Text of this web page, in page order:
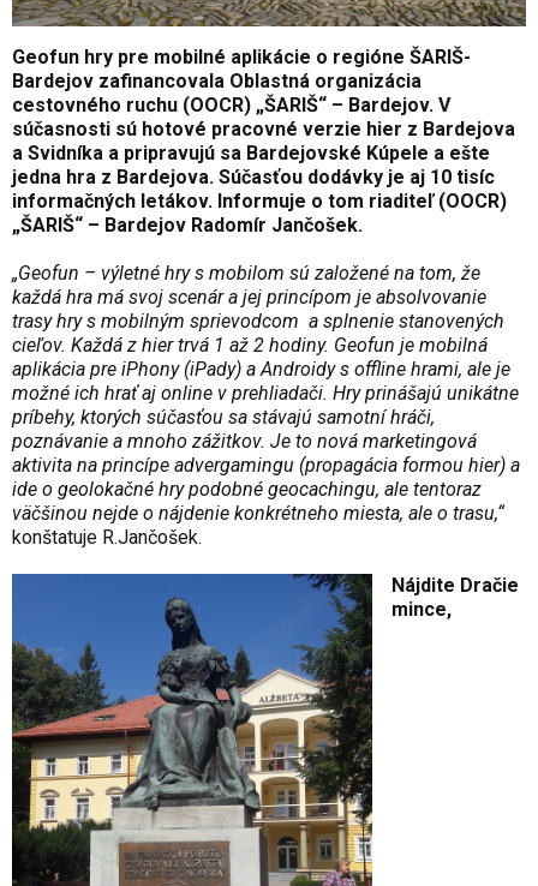
Geofun hry pre mobilné aplikácie o regióne ŠARIŠ-
Bardejov zafinancovala Oblastná organizácia
cestovného ruchu (OOCR) „ŠARIŠ“ – Bardejov. V
súčasnosti sú hotové pracovné verzie hier z Bardejova
a Svidníka a pripravujú sa Bardejovské Kúpele a ešte
jedna hra z Bardejova. Súčasťou dodávky je aj 10 tisíc
informačných letákov. Informuje o tom riaditeľ (OOCR)
„ŠARIŠ“ – Bardejov Radomír Jančošek.
„Geofun – výletné hry s mobilom sú založené na tom, že
každá hra má svoj scenár a jej princípom je absolvovanie
trasy hry s mobilným sprievodcom a splnenie stanovených
cieľov. Každá z hier trvá 1 až 2 hodiny. Geofun je mobilná
aplikácia pre iPhony (iPady) a Androidy s offline hrami, ale je
možné ich hrať aj online v prehliadači. Hry prinášajú unikátne
príbehy, ktorých súčasťou sa stávajú samotní hráči,
poznávanie a mnoho zážitkov. Je to nová marketingová
aktivita na princípe advergamingu (propagácia formou hier) a
ide o geolokačné hry podobné geocachingu, ale tentoraz
väčšinou nejde o nájdenie konkrétneho miesta, ale o trasu,“
konštatuje R.Jančošek.
Nájdite Dračie
mince,